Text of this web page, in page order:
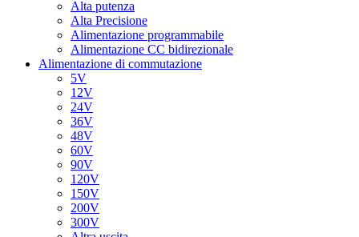
Alta putenza
Alta Precisione
Alimentazione programmabile
Alimentazione CC bidirezionale
Alimentazione di commutazione
5V
12V
24V
36V
48V
60V
90V
120V
150V
200V
300V